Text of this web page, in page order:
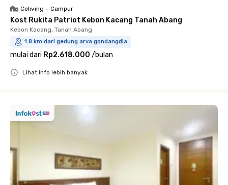
Coliving • Campur
Kost Rukita Patriot Kebon Kacang Tanah Abang
Kebon Kacang, Tanah Abang
1.8 km dari gedung arva gondangdia
mulai dari Rp2.618.000 /bulan
Lihat info lebih banyak